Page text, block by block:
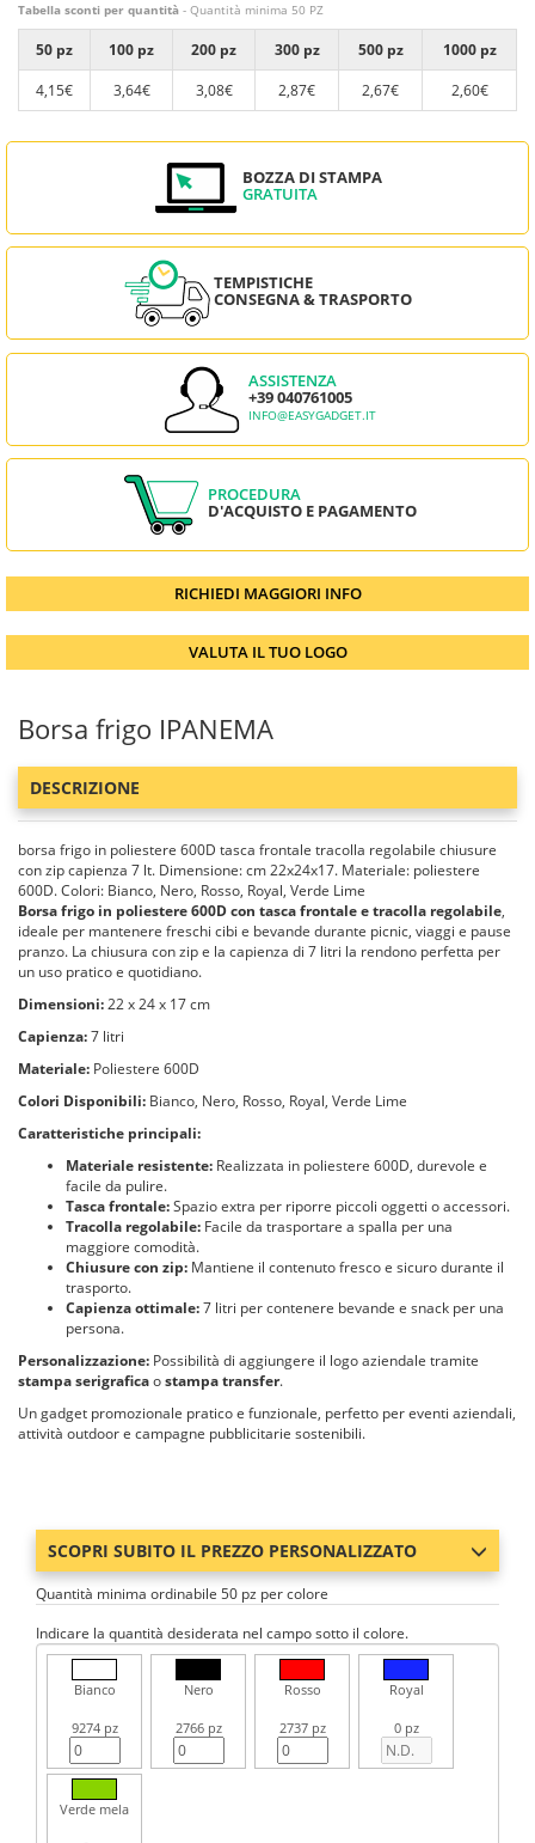
Tabella sconti per quantità - Quantità minima 50 PZ
50 pz 100 pz 200 pz 300 pz 500 pz
1000 pz
4,15€
3,64€ 3,08€ 2,87€ 2,67€ 2,60€
BOZZA DI STAMPA
GRATUITA
TEMPISTICHE
CONSEGNA & TRASPORTO
ASSISTENZA
+39 040761005
INFO@EASYGADGET.IT
PROCEDURA
D'ACQUISTO E PAGAMENTO
RICHIEDI MAGGIORI INFO
VALUTA IL TUO LOGO
Borsa frigo IPANEMA
DESCRIZIONE
borsa frigo in poliestere 600D tasca frontale tracolla regolabile chiusure
con zip capienza 7 lt. Dimensione: cm 22x24x17. Materiale: poliestere
600D. Colori: Bianco, Nero, Rosso, Royal, Verde Lime
Borsa frigo in poliestere 600D con tasca frontale e tracolla regolabile,
ideale per mantenere freschi cibi e bevande durante picnic, viaggi e pause
pranzo. La chiusura con zip e la capienza di 7 litri la rendono perfetta per
un uso pratico e quotidiano.
Dimensioni:22 x 24 x 17 cm
Capienza:7 litri
Materiale: Poliestere 600D
Colori Disponibili: Bianco, Nero, Rosso, Royal, Verde Lime
Caratteristiche principali:
Materiale resistente: Realizzata in poliestere 600D, durevole e
facile da pulire.
Tasca frontale:Spazio extra per riporre piccoli oggetti o accessori.
Tracolla regolabile: Facile da trasportare a spalla per una
maggiore comodità.
Chiusure con zip: Mantiene il contenuto fresco e sicuro durante il
trasporto.
Capienza ottimale:7 litri per contenere bevande e snack per una
persona.
Personalizzazione: Possibilità di aggiungere il logo aziendale tramite
stampa serigraficaostampa transfer.
Un gadget promozionale pratico e funzionale, perfetto per eventi aziendali,
attività outdoor e campagne pubblicitarie sostenibili.
SCOPRI SUBITO IL PREZZO PERSONALIZZATO
Quantità minima ordinabile 50 pz per colore
Indicare la quantità desiderata nel campo sotto il colore.
Bianco
9274 pz
Nero
2766 pz
Rosso
2737 pz
Royal
0 pz
Verde mela